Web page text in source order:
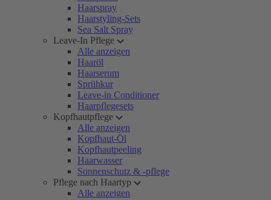
Haarspray
Haarstyling-Sets
Sea Salt Spray
Leave-In Pflege
Alle anzeigen
Haaröl
Haarserum
Sprühkur
Leave-in Conditioner
Haarpflegesets
Kopfhautpflege
Alle anzeigen
Kopfhaut-Öl
Kopfhautpeeling
Haarwasser
Sonnenschutz & -pflege
Pflege nach Haartyp
Alle anzeigen